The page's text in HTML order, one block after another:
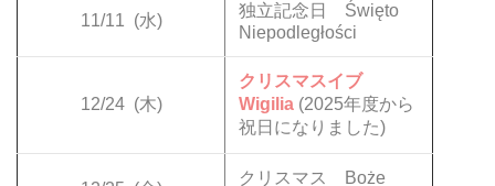
11/11 (水)
独立記念日 Święto
Niepodległości
12/24 (木)
クリスマスイブ
Wigilia (2025年度から
祝日になりました)
クリスマス Boże